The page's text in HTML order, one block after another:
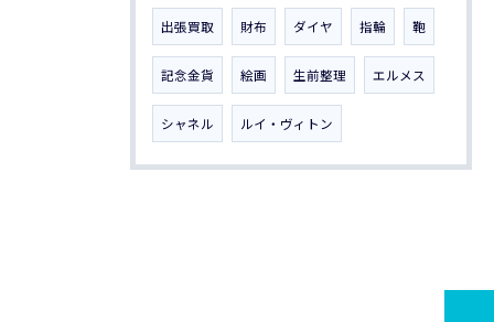
出張買取 財布 ダイヤ 指輪 鞄
記念金貨 絵画 生前整理 エルメス
シャネル ルイ・ヴィトン